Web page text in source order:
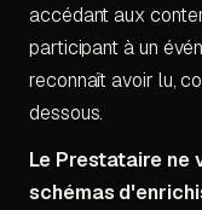
accédant aux
participant à un
reconnaît avoir lu,
dessous.
Le Prestataire ne
schémas